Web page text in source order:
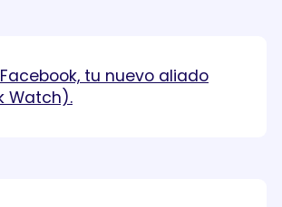
tu nuevo aliado
Watch).